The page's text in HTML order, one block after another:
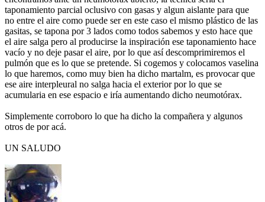
taponamiento parcial oclusivo con gasas y algun aislante para que
no entre el aire como puede ser en este caso el mismo plástico de las
gasitas, se tapona por 3 lados como todos sabemos y esto hace que
el aire salga pero al producirse la inspiración ese taponamiento hace
vacío y no deje pasar el aire, por lo que así descomprimiremos el
pulmón que es lo que se pretende. Si cogemos y colocamos vaselina
lo que haremos, como muy bien ha dicho martalm, es provocar que
ese aire interpleural no salga hacia el exterior por lo que se
acumularia en ese espacio e iría aumentando dicho neumotórax.
Simplemente corroboro lo que ha dicho la compañera y algunos
otros de por acá.
UN SALUDO